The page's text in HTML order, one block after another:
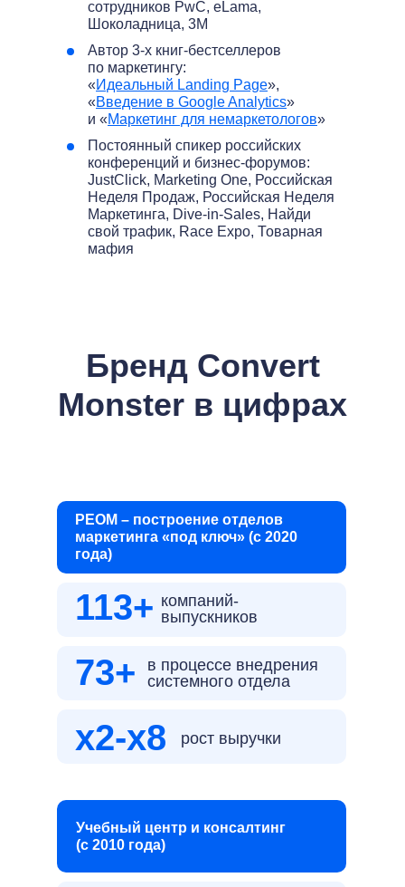
сотрудников PwC, eLama,
Шоколадница, 3M
Автор 3-х книг-бестселлеров
по маркетингу:
«Идеальный Landing Page»,
«Введение в Google Analytics»
и «Маркетинг для немаркетологов»
Постоянный спикер российских
конференций и бизнес-форумов:
JustClick, Marketing One, Российская
Неделя Продаж, Российская Неделя
Маркетинга, Dive-in-Sales, Найди
свой трафик, Race Expo, Товарная
мафия
Бренд Convert
Monster в цифрах
РЕОМ – построение отделов
маркетинга «под ключ» (с 2020
года)
Учебный центр и консалтинг
(с 2010 года)
113+ компаний-
выпускников
73+
в процессе внедрения
системного отдела
x2-x8 рост выручки